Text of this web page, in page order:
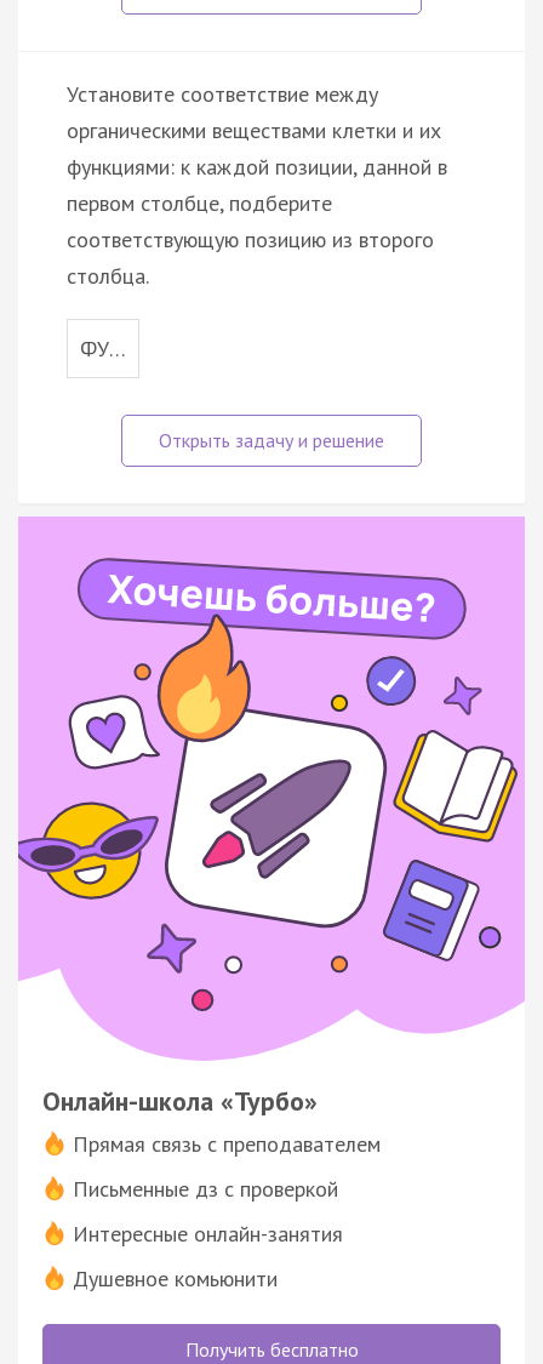
Установите соответствие между
органическими веществами клетки и их
функциями: к каждой позиции, данной в
первом столбце, подберите
соответствующую позицию из второго
столбца.
ФУ…
Онлайн-школа «Турбо»
Прямая связь с преподавателем
Письменные дз с проверкой
Интересные онлайн-занятия
Душевное комьюнити
Получить бесплатно